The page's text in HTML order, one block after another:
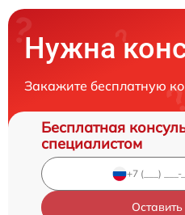
Нужна
Закажите бесплатную
Бесплатная
специалистом